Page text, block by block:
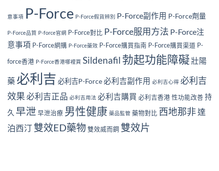
意事項 P-Force P-Force假貨辨別 P-Force副作用 P-Force劑量
P-Force品質 P-force官網 P-Force對比 P-Force服用方法 P-Force注
意事項 P-Force網購 P-Force藥效 P-Force購買指南 P-Force購買渠道 P-
force香港 P-Force香港哪裡買 Sildenafil 勃起功能障礙 壯陽
藥 必利吉 必利吉P-Force必利吉副作用 必利吉心得 必利吉
效果必利吉正品 必利吉用法 必利吉購買 必利吉香港 性功能改善 持
久 早泄 早泄治療 男性健康 藥品監管 藥物對比 西地那非達
泊西汀雙效ED藥物 雙效威而鋼 雙效片